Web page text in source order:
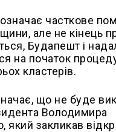
часткове
але не кінець
Будапешт і
на початок
кластерів.
що не буде
Володимира
який закликав